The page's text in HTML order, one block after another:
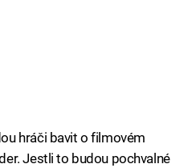
hráči bavit o filmovém
Jestli to budou pochvalné